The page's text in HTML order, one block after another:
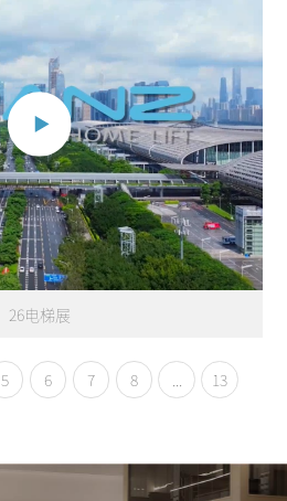
26电梯展
5 6 7 8 ...
13